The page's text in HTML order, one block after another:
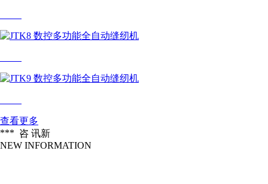
查看更多
***
新
咨 讯
NEW INFORMATION